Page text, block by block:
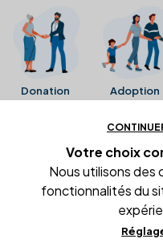
Donation Adoption
Ces avis proviennent
Business de l'office
été
Conditions générales
Votre choix
Nous utilisons des
fonctionnalités du